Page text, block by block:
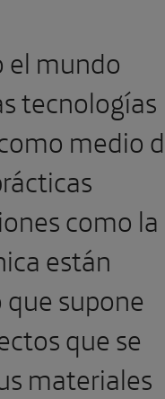
el mundo
tecnologías
medio
como la
están
supone
que se
materiales